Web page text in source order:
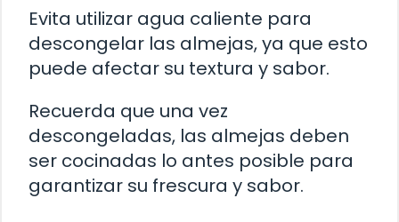
Evita utilizar agua caliente para
descongelar las almejas, ya que esto
puede afectar su textura y sabor.
Recuerda que una vez
descongeladas, las almejas deben
ser cocinadas lo antes posible para
garantizar su frescura y sabor.